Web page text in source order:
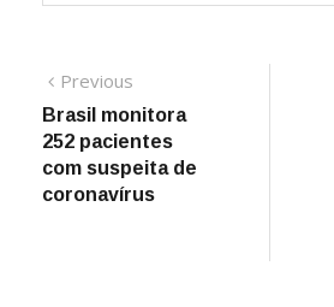
Navegação
de
Post
Previous
post:
Brasil monitora
252 pacientes
com suspeita de
coronavírus